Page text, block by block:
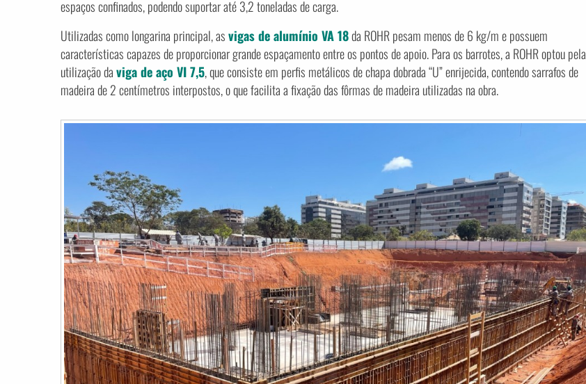
espaços confinados, podendo suportar até 3,2 toneladas de carga.
Utilizadas como longarina principal, asvigas de alumínio VA 18da ROHR pesam menos de 6 kg/m e possuem
características capazes de proporcionar grande espaçamento entre os pontos de apoio. Para os barrotes, a ROHR optou pela
utilização daviga de aço VI 7,5, que consiste em perfis metálicos de chapa dobrada “U” enrijecida, contendo sarrafos de
madeira de 2 centímetros interpostos, o que facilita a fixação das fôrmas de madeira utilizadas na obra.